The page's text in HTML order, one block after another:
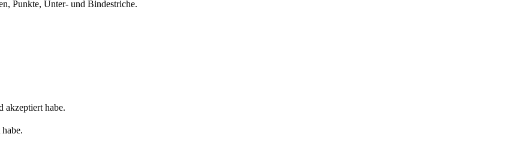
Punkte, Unter- und Bindestriche.
akzeptiert habe.